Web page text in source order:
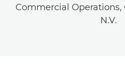
Commercial Operations,
N.V.